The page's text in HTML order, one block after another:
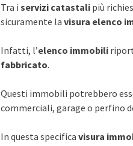
Tra i servizi catastali più
sicuramente la visura elenco
Infatti, l’elenco immobili
fabbricato.
Questi immobili potrebbero
commerciali, garage o perfino
In questa specifica visura